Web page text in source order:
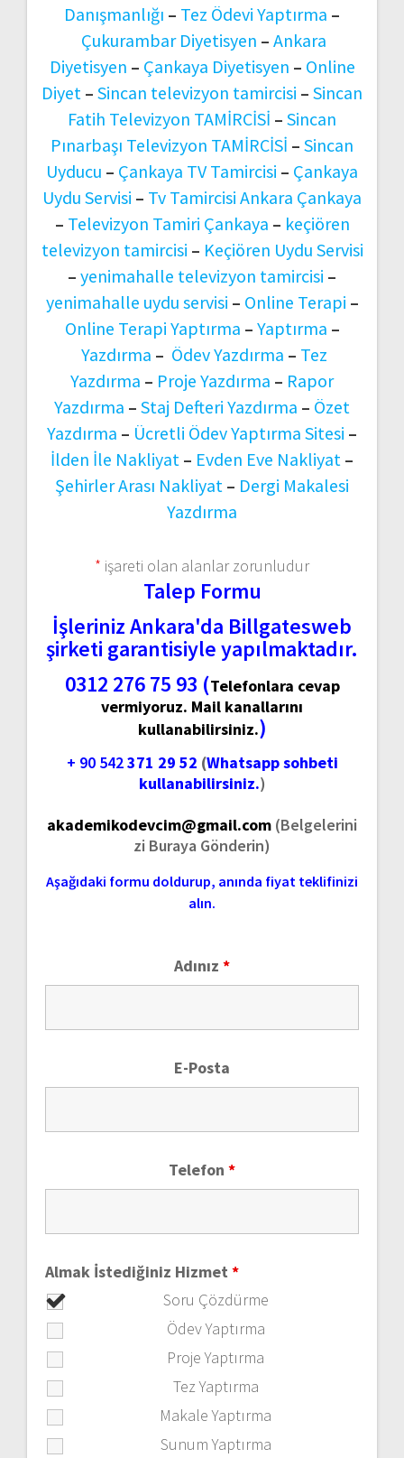
Danışmanlığı – Tez Ödevi Yaptırma –
Çukurambar Diyetisyen – Ankara
Diyetisyen – Çankaya Diyetisyen – Online
Diyet – Sincan televizyon tamircisi – Sincan
Fatih Televizyon TAMİRCİSİ – Sincan
Pınarbaşı Televizyon TAMİRCİSİ – Sincan
Uyducu – Çankaya TV Tamircisi – Çankaya
Uydu Servisi – Tv Tamircisi Ankara Çankaya
– Televizyon Tamiri Çankaya – keçiören
televizyon tamircisi – Keçiören Uydu Servisi
– yenimahalle televizyon tamircisi –
yenimahalle uydu servisi – Online Terapi –
Online Terapi Yaptırma – Yaptırma –
Yazdırma – Ödev Yazdırma – Tez
Yazdırma – Proje Yazdırma – Rapor
Yazdırma – Staj Defteri Yazdırma – Özet
Yazdırma – Ücretli Ödev Yaptırma Sitesi –
İlden İle Nakliyat – Evden Eve Nakliyat –
Şehirler Arası Nakliyat – Dergi Makalesi
Yazdırma
* işareti olan alanlar zorunludur
Talep Formu
İşleriniz Ankara'da Billgatesweb
şirketi garantisiyle yapılmaktadır.
0312 276 75 93 (Telefonlara cevap
vermiyoruz. Mail kanallarını
kullanabilirsiniz.)
+ 90 542371 29 52 (Whatsapp sohbeti
kullanabilirsiniz.)
akademikodevcim@gmail.com (Belgelerini
zi Buraya Gönderin)
Aşağıdaki formu doldurup, anında fiyat teklifinizi
alın.
Adınız *
E-Posta
Telefon *
Almak İstediğiniz Hizmet *
Soru Çözdürme
Ödev Yaptırma
Proje Yaptırma
Tez Yaptırma
Makale Yaptırma
Sunum Yaptırma